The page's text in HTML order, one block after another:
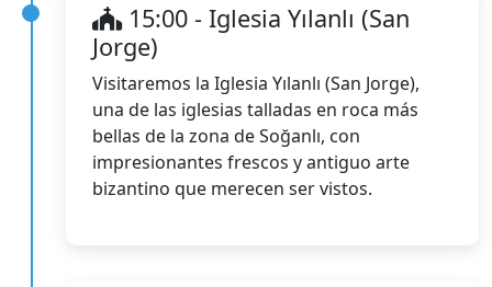
15:00 - Iglesia Yılanlı (San
Jorge)
Visitaremos la Iglesia Yılanlı (San Jorge),
una de las iglesias talladas en roca más
bellas de la zona de Soğanlı, con
impresionantes frescos y antiguo arte
bizantino que merecen ser vistos.